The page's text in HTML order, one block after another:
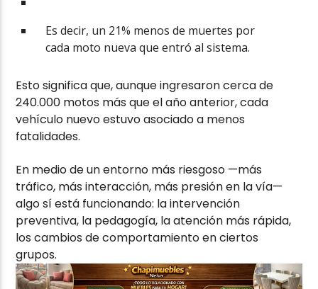
Es decir, un 21% menos de muertes por
cada moto nueva que entró al sistema.
Esto significa que, aunque ingresaron cerca de
240.000 motos más que el año anterior, cada
vehículo nuevo estuvo asociado a menos
fatalidades.
En medio de un entorno más riesgoso —más
tráfico, más interacción, más presión en la vía—
algo sí está funcionando: la intervención
preventiva, la pedagogía, la atención más rápida,
los cambios de comportamiento en ciertos
grupos.